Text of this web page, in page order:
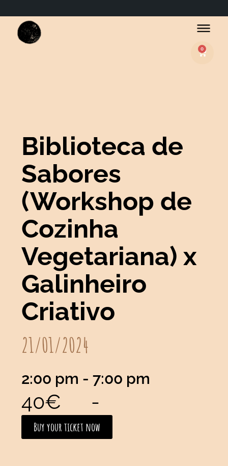
0
Basket
Biblioteca de
Sabores
(Workshop de
Cozinha
Vegetariana) x
Galinheiro
Criativo
21/01/2024
2:00 pm - 7:00 pm
40€ -
Buy your ticket now